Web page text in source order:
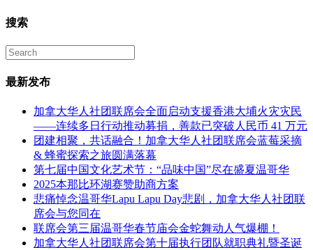
搜索
最新发布
加拿大华人社团联席会全面启动支援香港大埔火灾灾民
——连续多日行动推动募捐，善款已突破人民币 41 万元
团建相聚，共话融合！加拿大华人社团联席会蓝莓采摘
& 蜂蜜探索之旅圆满落幕
第七届中国文化艺术节：“品味中国”尽在盛夏温哥华
2025本那比环湖赛赞助商方案
悲痛悼念温哥华Lapu Lapu Day悲剧，加拿大华人社团联
席会与您同在
联席会第三届温哥华春节庙会金蛇舞动人气爆棚！
加拿大华人社团联席会第十届执行团队就职典礼暨圣诞